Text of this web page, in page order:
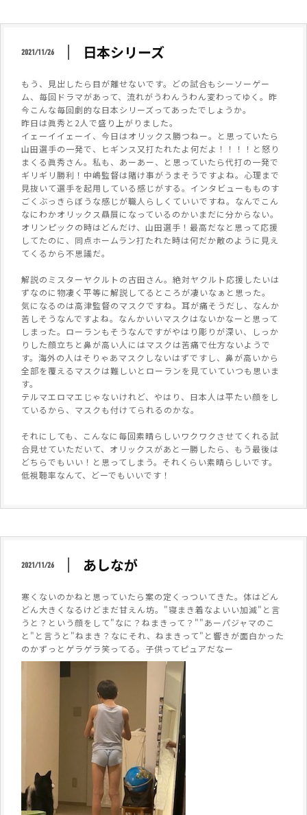
2021/11/26 日本シリーズ
もう、見出したら目が離せないです。どの試合もシーソーゲー
ム、毎回ドラマがあって、流れがうわんうわん変わってゆく。昨
今こんな毎回劇的な日本シリーズってあったでしょうか。
昨日は眞秀と2人で盛り上がりました。
イェーイイェーイ、今日はオリックス勝つねー。と思っていたら
山田選手の一発で、ヒギンス又打たれたよ何だよ！！！！と怒り
まくる眞秀さん。私も、あーあー、と思っていたら代打の一発で
ギリギリ勝利！中嶋監督は賭け事がうまそうですよね。心理まで
見抜いて選手を起用している感じがする。インタビューもものす
ごくぶっきらぼうな感じが職人らしくていいですね。なんでこん
なにわかオリックス贔屓になっているのかいまだに分からない。
オリンピックの時はどんだけ、山田選手！最高だなと思って応援
してたのに、同点ホームラン打たれた時は何だか敵のように見え
てくるから不思議だ。
解説のミスターヤクルトの古田さん。絶対ヤクルト応援したいは
ずなのに物凄く平等に解説してるところが凄いなぁと思った。
気になるのは高津監督のマスクですね。耳が痛そうだし、なんか
苦しそうなんですよね。なんかいいマスクはないかなーと思って
しまった。ローランもそうなんですがやはり彫りが深い、しっか
りした顔立ちと鼻が高い人にはマスクは苦痛で仕方ないようで
す。海外の人はそりゃあマスクしないはずですし、鼻が高いから
全部を覆えるマスクは難しいとローランを見ていていつも思いま
す。
テルマエロマエじゃないけれど、やはり、日本人は平たい顔をし
ているから、マスクも付けてられるのかな。
それにしても、こんなに毎回素晴らしいワクワクさせてくれる試
合見せていただいて、オリックスがあと一勝したら、もう最後は
どちらでもいい！と思ってしまう。それくらい素晴らしいです。
低視聴率なんて、どーでもいいです！
2021/11/26 あしなが
寒くないのかねと思っていたら案の定くっついてきた。体はどん
どん大きくなるけどまだ甘えん坊。"寝まき着なよいい加減"と言
うと？という顔をして"なに？ねまきって？""あーパジャマのこ
と"と言うと"ねまき？なにそれ、ねまきって"と響きが面白かった
のかずっとゲラゲラ笑ってる。子供ってピュアだなー